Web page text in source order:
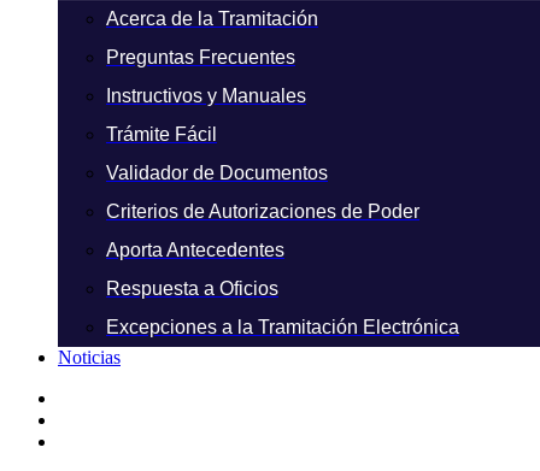
Acerca de la Tramitación
Preguntas Frecuentes
Instructivos y Manuales
Trámite Fácil
Validador de Documentos
Criterios de Autorizaciones de Poder
Aporta Antecedentes
Respuesta a Oficios
Excepciones a la Tramitación Electrónica
Noticias